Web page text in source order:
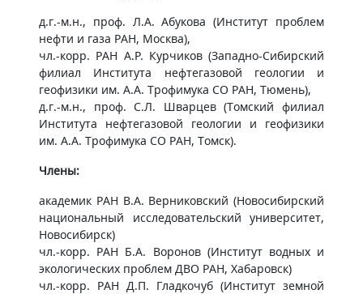
д.г.-м.н., проф. Л.А. Абукова (Институт проблем
нефти и газа РАН, Москва),
чл.-корр. РАН А.Р. Курчиков (Западно-Сибирский
филиал Института нефтегазовой геологии и
геофизики им. А.А. Трофимука СО РАН, Тюмень),
д.г.-м.н., проф. С.Л. Шварцев (Томский филиал
Института нефтегазовой геологии и геофизики
им. А.А. Трофимука СО РАН, Томск).
Члены:
академик РАН В.А. Верниковский (Новосибирский
национальный исследовательский университет,
Новосибирск)
чл.-корр. РАН Б.А. Воронов (Институт водных и
экологических проблем ДВО РАН, Хабаровск)
чл.-корр. РАН Д.П. Гладкочуб (Институт земной